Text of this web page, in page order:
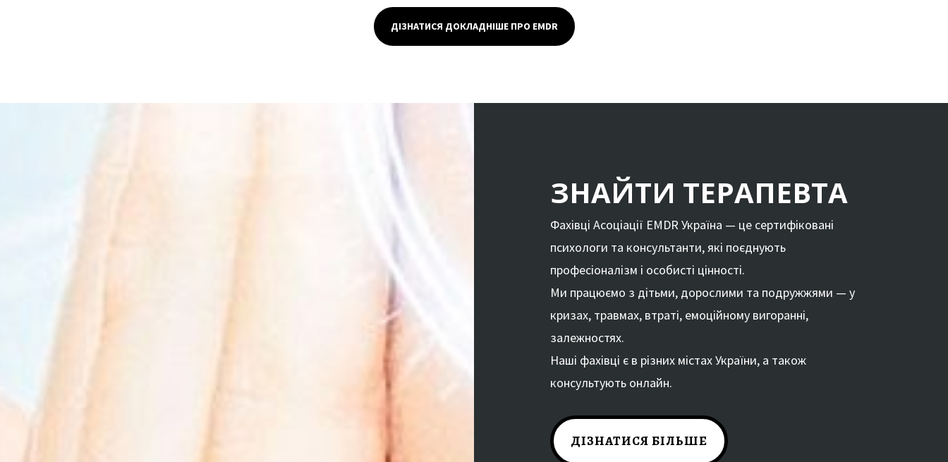
ДІЗНАТИСЯ ДОКЛАДНІШЕ ПРО EMDR
ЗНАЙТИ ТЕРАПЕВТА
Фахівці Асоціації EMDR Україна — це сертифіковані
психологи та консультанти, які поєднують
професіоналізм і особисті цінності.
Ми працюємо з дітьми, дорослими та подружжями — у
кризах, травмах, втраті, емоційному вигоранні,
залежностях.
Наші фахівці є в різних містах України, а також
консультують онлайн.
ДІЗНАТИСЯ БІЛЬШЕ